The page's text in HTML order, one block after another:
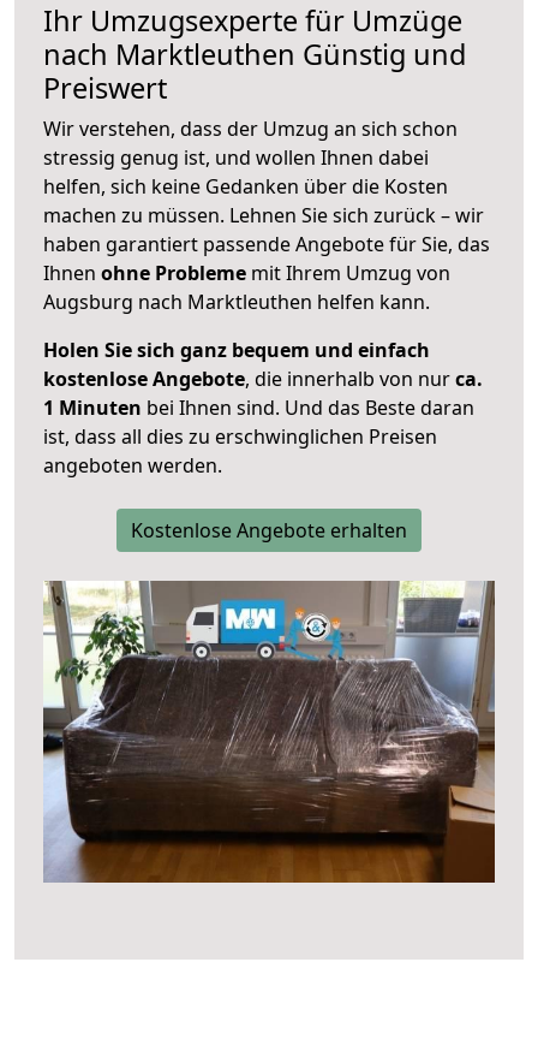
Ihr Umzugsexperte für Umzüge
nach Marktleuthen Günstig und
Preiswert
Wir verstehen, dass der Umzug an sich schon
stressig genug ist, und wollen Ihnen dabei
helfen, sich keine Gedanken über die Kosten
machen zu müssen. Lehnen Sie sich zurück – wir
haben garantiert passende Angebote für Sie, das
Ihnen ohne Probleme mit Ihrem Umzug von
Augsburg nach Marktleuthen helfen kann.
Holen Sie sich ganz bequem und einfach
kostenlose Angebote, die innerhalb von nurca.
1 Minuten bei Ihnen sind. Und das Beste daran
ist, dass all dies zu erschwinglichen Preisen
angeboten werden.
Kostenlose Angebote erhalten